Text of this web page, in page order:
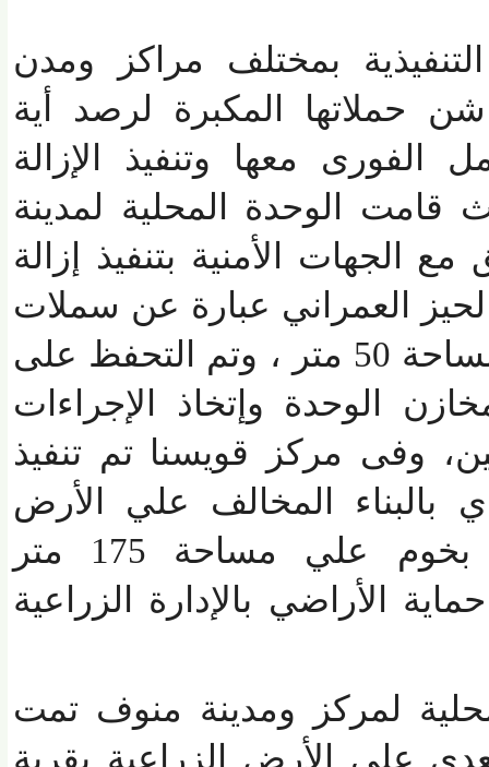
بمختلف مراكز ومدن
المكبرة لرصد أية
معها وتنفيذ الإزالة
الوحدة المحلية لمدينة
الأمنية بتنفيذ إزالة
العمراني عبارة عن سملات
وقواعد أسمنتية على مساحة 50 متر ، وتم التحفظ على
الوحدة وإتخاذ الإجراءات
وفى مركز قويسنا تم تنفيذ
بالبناء المخالف علي الأرض
الزراعية بقرية شبرا بخوم علي مساحة 175 متر
الأراضي بالإدارة الزراعية
لمركز ومدينة منوف تمت
على الأرض الزراعية بقرية